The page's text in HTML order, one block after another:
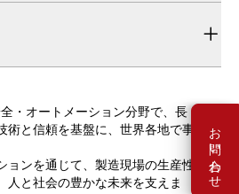
お問い合わせ
・オートメーション分野で、長
術と信頼を基盤に、世界各地で事
ョンを通じて、製造現場の生産性
人と社会の豊かな未来を支えま